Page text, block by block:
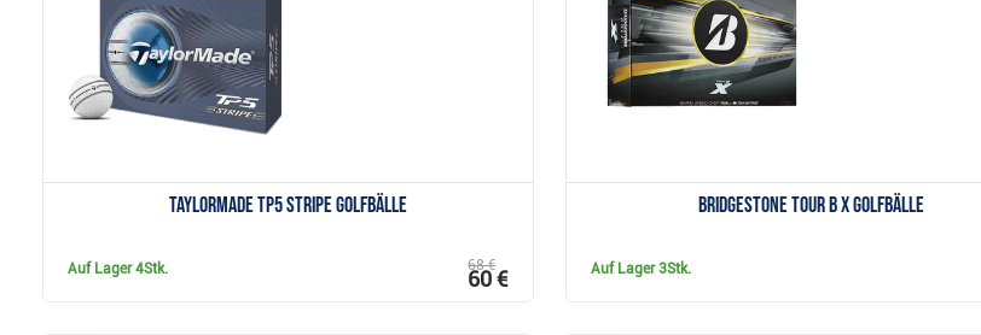
TaylorMade TP5 Stripe Golfbälle
Auf Lager4Stk. 68 €
60 €
Bridgestone Tour B X Golfbälle
Auf Lager3Stk.